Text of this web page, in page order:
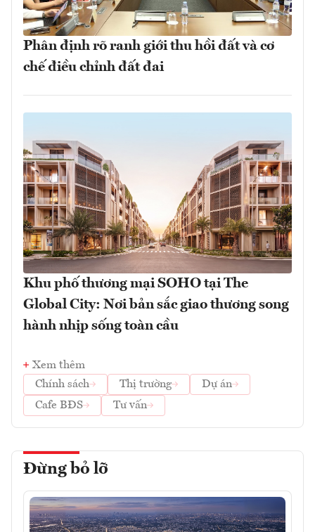
Phân định rõ ranh giới thu hồi đất và cơ
chế điều chỉnh đất đai
Khu phố thương mại SOHO tại The
Global City: Nơi bản sắc giao thương song
hành nhịp sống toàn cầu
Xem thêm
Chính sách
Thị trường
Dự án
Cafe BĐS
Tư vấn
Đừng bỏ lỡ